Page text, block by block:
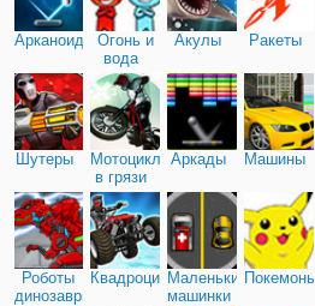
Арканоид
Огонь и
вода
Акулы Ракеты
Шутеры
Мотоциклы
в грязи
Аркады Машины
Роботы
динозавры
КвадроциклыМаленькие
машинки
Покемоны